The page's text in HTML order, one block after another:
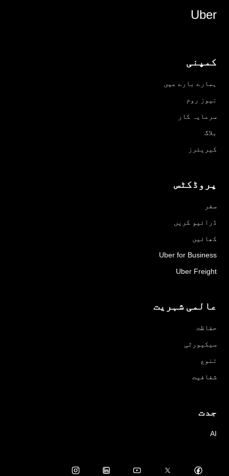
Uber
کمپنی
ہمارے بارے میں
نیوز روم
سرمایہ کار
بلاگ
کیریئرز
پروڈکٹس
سفر
ڈرائیو کریں
کھائیں
Uber for Business
Uber Freight
عالمی شہریت
حفاظت
سیکیورٹی
تنوع
شفافیت
جدت
AI